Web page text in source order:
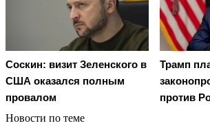
Соскин: визит Зеленского в
США оказался полным
провалом
Трамп
против
Новости по теме